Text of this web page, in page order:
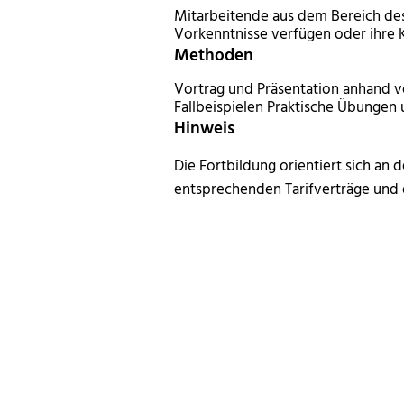
Mitarbeitende aus dem Bereich
Vorkenntnisse verfügen oder ihre
Methoden
Vortrag und Präsentation anhand
Fallbeispielen Praktische Übungen
Hinweis
Die Fortbildung orientiert sich an
entsprechenden Tarifverträge und